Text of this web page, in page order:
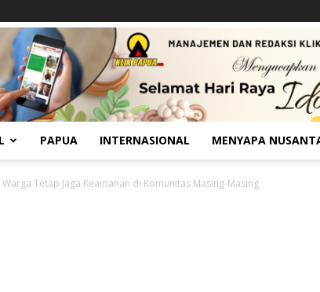
PAPUA INTERNASIONAL MENYAPA
Tetap Jaga Keamanan di Komunitas Masing-Masing